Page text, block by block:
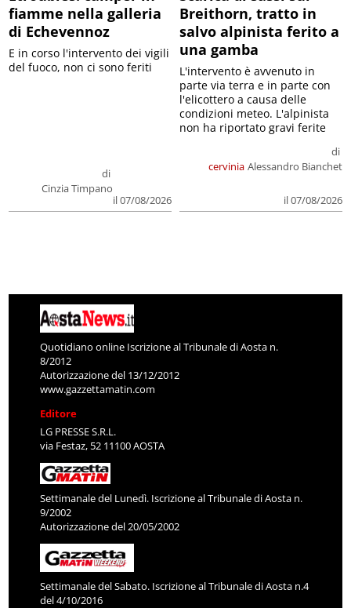
fiamme nella galleria
di Echevennoz
di
Cinzia Timpano
il 07/08/2026
E in corso l'intervento dei vigili
del fuoco, non ci sono feriti
Breithorn, tratto in
salvo alpinista ferito a
una gamba
cervinia
di
Alessandro Bianchet
il 07/08/2026
L'intervento è avvenuto in
parte via terra e in parte con
l'elicottero a causa delle
condizioni meteo. L'alpinista
non ha riportato gravi ferite
Quotidiano online Iscrizione al Tribunale di Aosta n.
8/2012
Autorizzazione del 13/12/2012
www.gazzettamatin.com
Editore
LG PRESSE S.R.L.
via Festaz, 52 11100 AOSTA
Settimanale del Lunedì. Iscrizione al Tribunale di Aosta n.
9/2002
Autorizzazione del 20/05/2002
Settimanale del Sabato. Iscrizione al Tribunale di Aosta n.4
del 4/10/2016